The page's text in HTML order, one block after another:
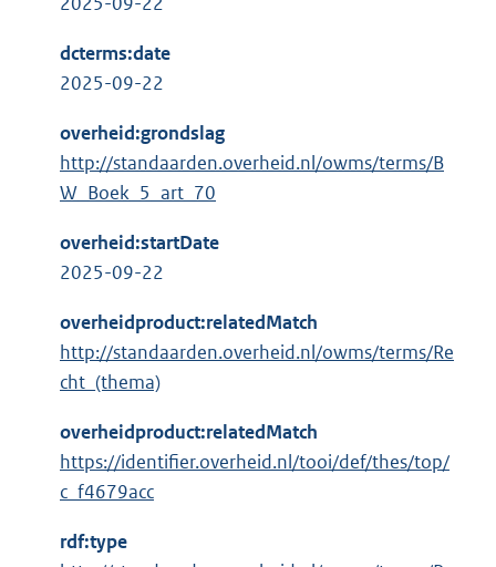
dcterms:date
2025-09-22
overheid:grondslag
http://standaarden.overheid.nl/owms/terms/B
W_Boek_5_art_70
overheid:startDate
2025-09-22
overheidproduct:relatedMatch
http://standaarden.overheid.nl/owms/terms/Re
cht_(thema)
overheidproduct:relatedMatch
https://identifier.overheid.nl/tooi/def/thes/top/
c_f4679acc
rdf:type